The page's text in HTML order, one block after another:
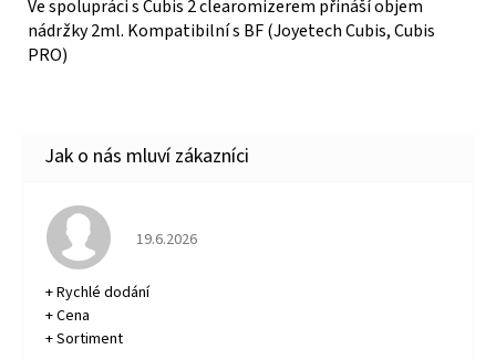
Ve spolupráci s Cubis 2 clearomizerem přináší objem
nádržky 2ml. Kompatibilní s BF (Joyetech Cubis, Cubis
PRO)
Hodnocení obchodu je 5 z 5 hvězdiček.
19.6.2026
+ Rychlé dodání
+ Cena
+ Sortiment
165
Kč